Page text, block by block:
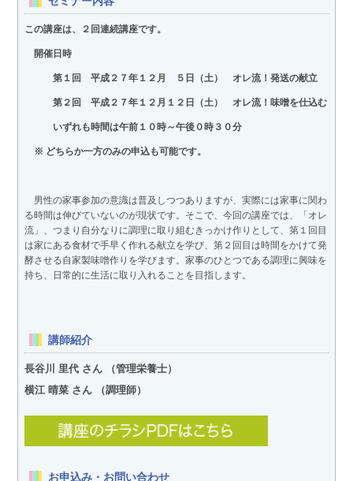
この講座は、２回連続講座です。
開催日時
第１回 平成２７年１２月 ５日（土） オレ流！発送の献立
第２回 平成２７年１２月１２日（土） オレ流！味噌を仕込む
いずれも時間は午前１０時～午後０時３０分
※ どちらか一方のみの申込も可能です。
男性の家事参加の意識は普及しつつありますが、実際には家事に関わ
る時間は伸びていないのが現状です。そこで、今回の講座では、「オレ
流」、つまり自分なりに調理に取り組むきっかけ作りとして、第１回目
は家にある食材で手早く作れる献立を学び、第２回目は時間をかけて発
酵させる自家製味噌作りを学びます。家事のひとつである調理に興味を
持ち、日常的に生活に取り入れることを目指します。
講師紹介
長谷川 里代 さん （管理栄養士）
横江 晴菜 さん （調理師）
お申込み・お問い合わせ